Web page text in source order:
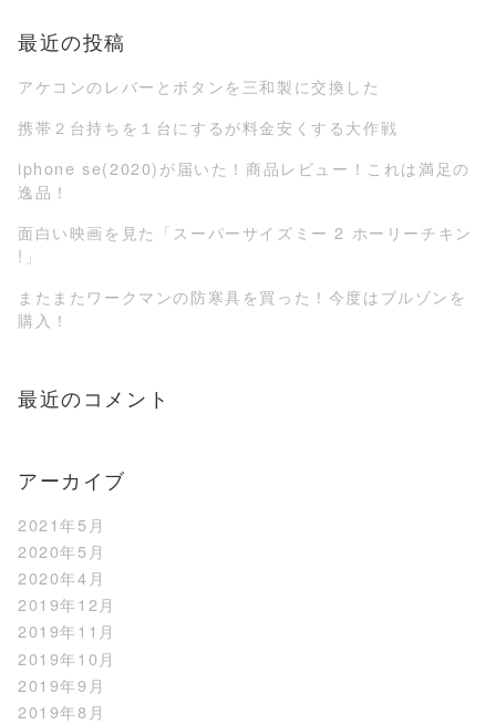
最近の投稿
アケコンのレバーとボタンを三和製に交換した
携帯２台持ちを１台にするが料金安くする大作戦
iphone se(2020)が届いた！商品レビュー！これは満足の
逸品！
面白い映画を見た「スーパーサイズミー 2 ホーリーチキン
!」
またまたワークマンの防寒具を買った！今度はブルゾンを
購入！
最近のコメント
アーカイブ
2021年5月
2020年5月
2020年4月
2019年12月
2019年11月
2019年10月
2019年9月
2019年8月